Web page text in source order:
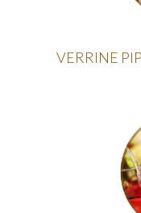
VERRINE